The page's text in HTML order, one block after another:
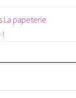
La papeterie